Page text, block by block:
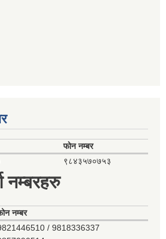
फोन नम्बर
९८४३५७०७५३
नम्बरहरु
नम्बर
/ 9818336337